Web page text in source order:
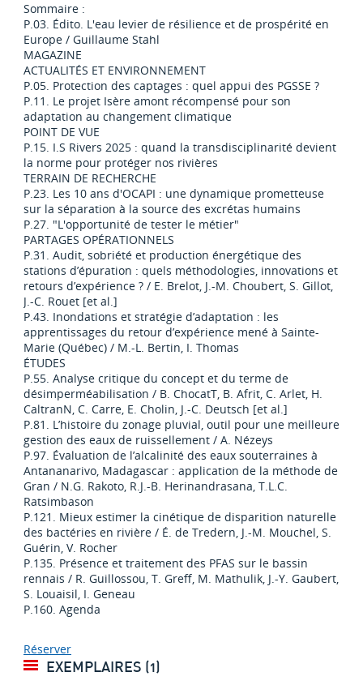
Sommaire :
P.03. Édito. L'eau levier de résilience et de prospérité en
Europe / Guillaume Stahl
MAGAZINE
ACTUALITÉS ET ENVIRONNEMENT
P.05. Protection des captages : quel appui des PGSSE ?
P.11. Le projet Isère amont récompensé pour son
adaptation au changement climatique
POINT DE VUE
P.15. I.S Rivers 2025 : quand la transdisciplinarité devient
la norme pour protéger nos rivières
TERRAIN DE RECHERCHE
P.23. Les 10 ans d'OCAPI : une dynamique prometteuse
sur la séparation à la source des excrétas humains
P.27. "L'opportunité de tester le métier"
PARTAGES OPÉRATIONNELS
P.31. Audit, sobriété et production énergétique des
stations d’épuration : quels méthodologies, innovations et
retours d’expérience ? / E. Brelot, J.-M. Choubert, S. Gillot,
J.-C. Rouet [et al.]
P.43. Inondations et stratégie d’adaptation : les
apprentissages du retour d’expérience mené à Sainte-
Marie (Québec) / M.-L. Bertin, I. Thomas
ÉTUDES
P.55. Analyse critique du concept et du terme de
désimperméabilisation / B. ChocatT, B. Afrit, C. Arlet, H.
CaltranN, C. Carre, E. Cholin, J.-C. Deutsch [et al.]
P.81. L’histoire du zonage pluvial, outil pour une meilleure
gestion des eaux de ruissellement / A. Nézeys
P.97. Évaluation de l’alcalinité des eaux souterraines à
Antananarivo, Madagascar : application de la méthode de
Gran / N.G. Rakoto, R.J.-B. Herinandrasana, T.L.C.
Ratsimbason
P.121. Mieux estimer la cinétique de disparition naturelle
des bactéries en rivière / É. de Tredern, J.-M. Mouchel, S.
Guérin, V. Rocher
P.135. Présence et traitement des PFAS sur le bassin
rennais / R. Guillossou, T. Greff, M. Mathulik, J.-Y. Gaubert,
S. Louaisil, I. Geneau
P.160. Agenda
Réserver
EXEMPLAIRES (1)